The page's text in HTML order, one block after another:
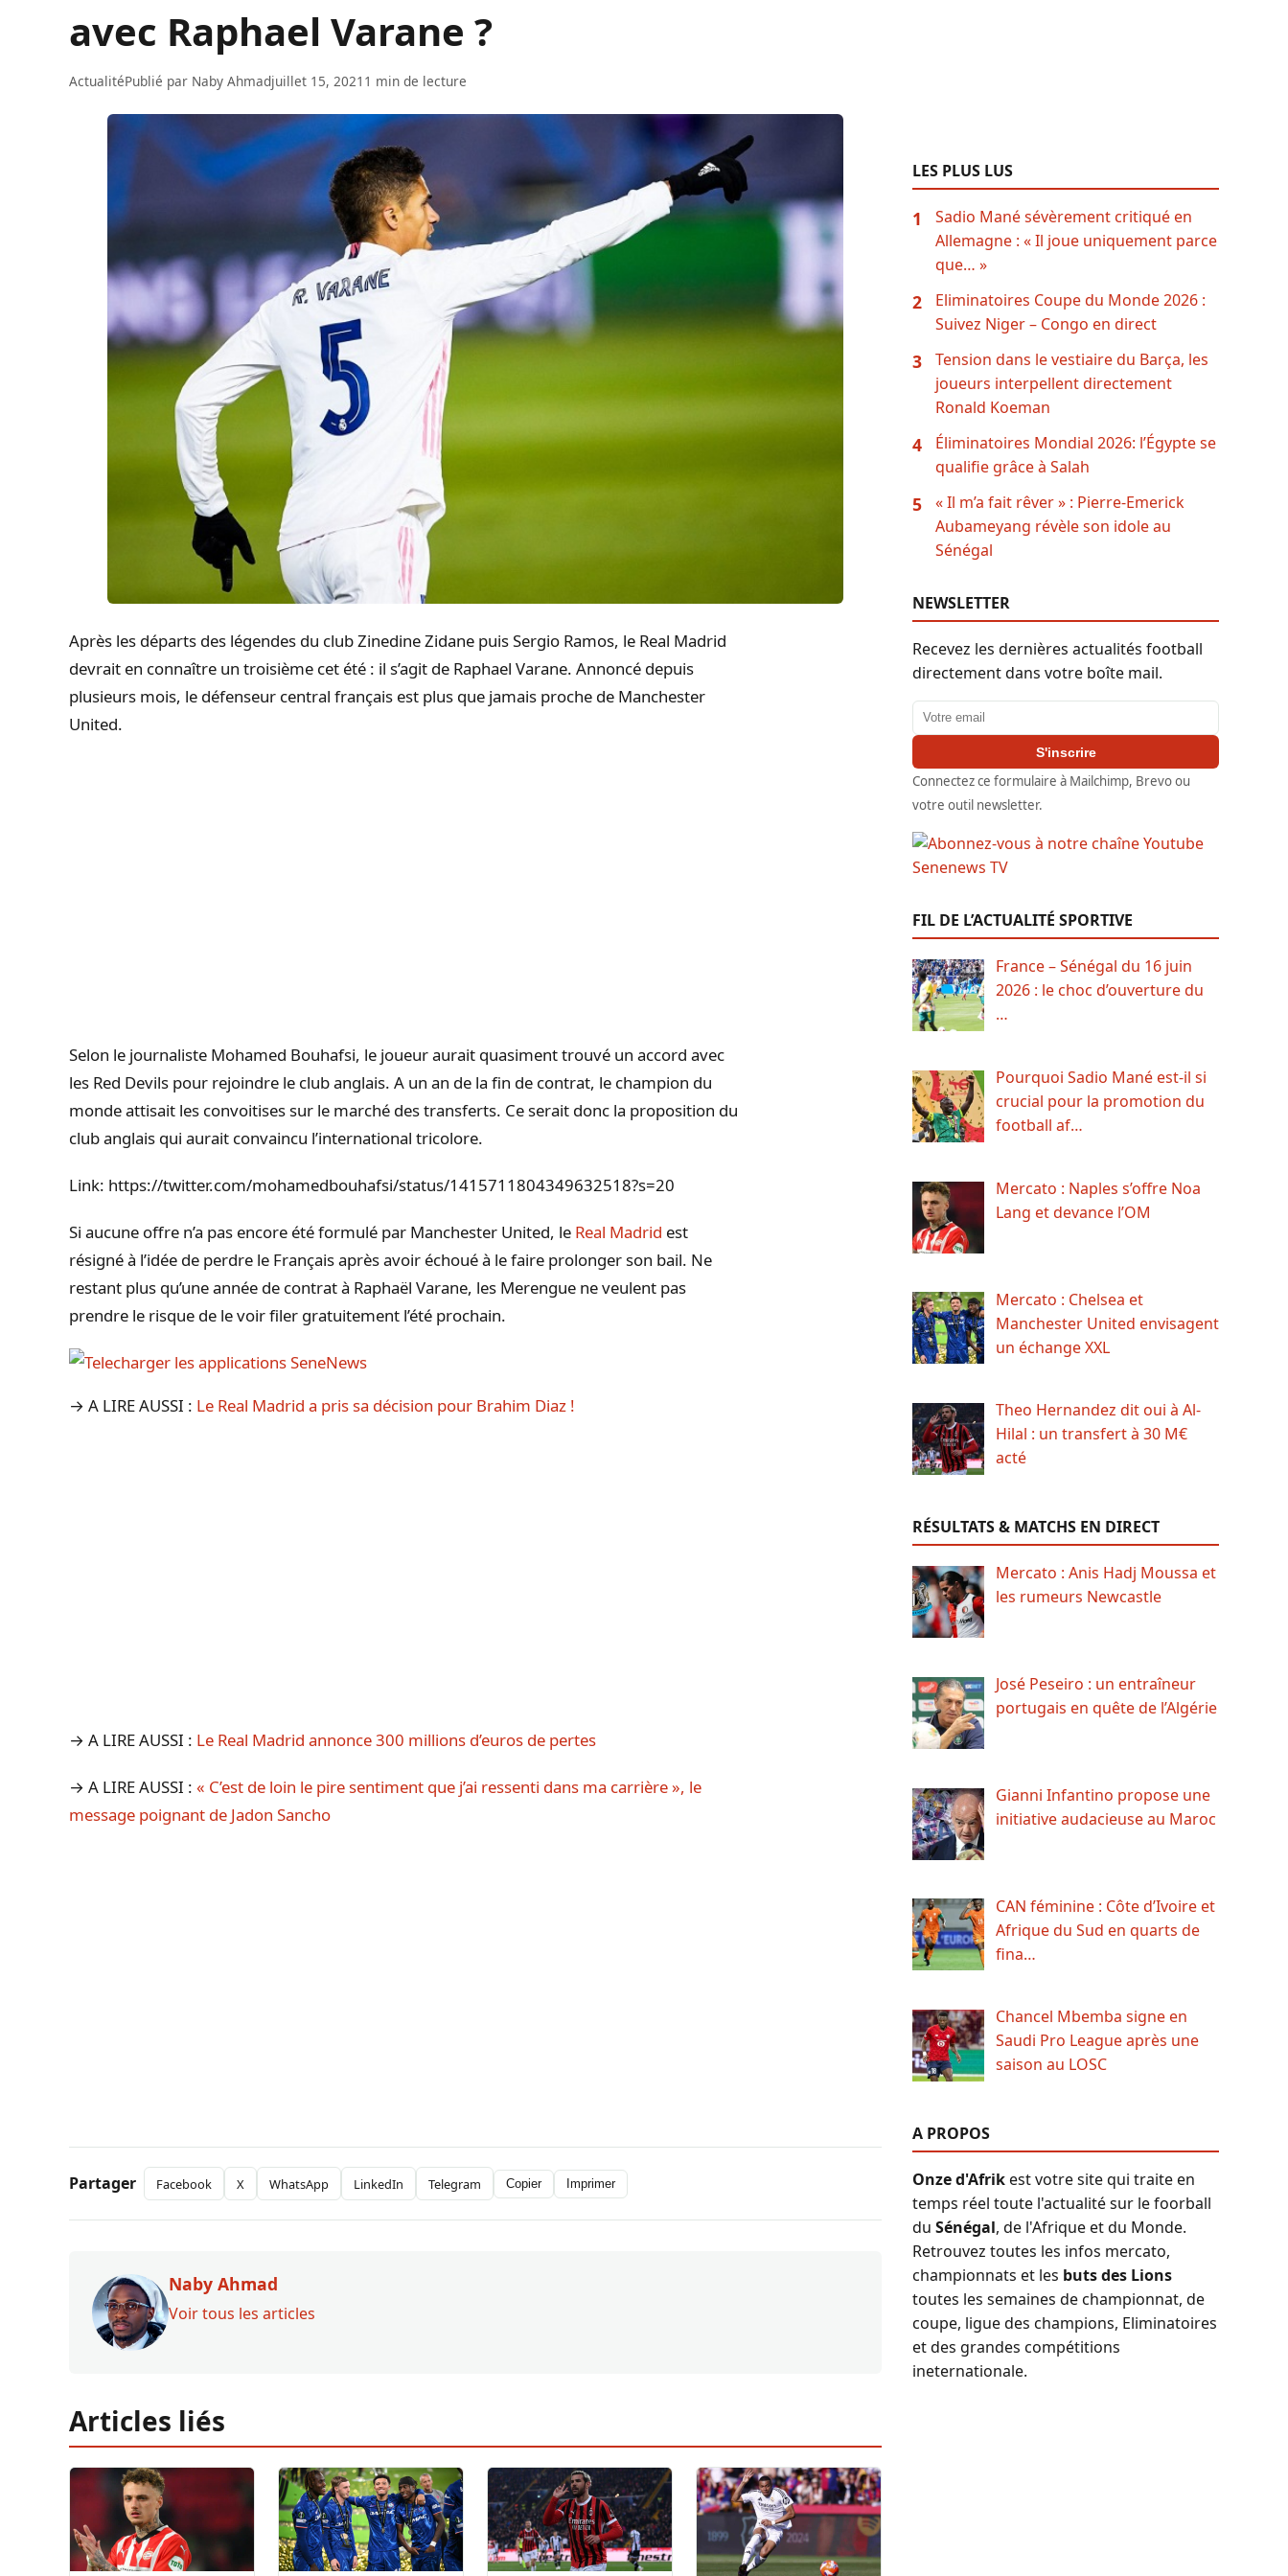
avec Raphael Varane ?
ActualitéPublié par Naby Ahmadjuillet 15, 2021 1 min de lecture
Après les départs des légendes du club Zinedine Zidane puis Sergio Ramos, le Real Madrid
devrait en connaître un troisième cet été : il s’agit de Raphael Varane. Annoncé depuis
plusieurs mois, le défenseur central français est plus que jamais proche de Manchester
United.
Selon le journaliste Mohamed Bouhafsi, le joueur aurait quasiment trouvé un accord avec
les Red Devils pour rejoindre le club anglais. A un an de la fin de contrat, le champion du
monde attisait les convoitises sur le marché des transferts. Ce serait donc la proposition du
club anglais qui aurait convaincu l’international tricolore.
Link: https://twitter.com/mohamedbouhafsi/status/1415711804349632518?s=20
Si aucune offre n’a pas encore été formulé par Manchester United, le Real Madrid est
résigné à l’idée de perdre le Français après avoir échoué à le faire prolonger son bail. Ne
restant plus qu’une année de contrat à Raphaël Varane, les Merengue ne veulent pas
prendre le risque de le voir filer gratuitement l’été prochain.
→ A LIRE AUSSI : Le Real Madrid a pris sa décision pour Brahim Diaz !
→ A LIRE AUSSI : Le Real Madrid annonce 300 millions d’euros de pertes
→ A LIRE AUSSI : « C’est de loin le pire sentiment que j’ai ressenti dans ma carrière », le
message poignant de Jadon Sancho
Partager Facebook X WhatsApp LinkedIn Telegram Copier Imprimer
Naby Ahmad
Voir tous les articles
Articles liés
LES PLUS LUS
1
Sadio Mané sévèrement critiqué en
Allemagne : « Il joue uniquement parce
que… »
2
Eliminatoires Coupe du Monde 2026 :
Suivez Niger – Congo en direct
3
Tension dans le vestiaire du Barça, les
joueurs interpellent directement
Ronald Koeman
4
Éliminatoires Mondial 2026: l’Égypte se
qualifie grâce à Salah
5
« Il m’a fait rêver » : Pierre-Emerick
Aubameyang révèle son idole au
Sénégal
NEWSLETTER
Recevez les dernières actualités football
directement dans votre boîte mail.
Adresse email
S'inscrire
Connectez ce formulaire à Mailchimp, Brevo ou
votre outil newsletter.
FIL DE L’ACTUALITÉ SPORTIVE
France – Sénégal du 16 juin
2026 : le choc d’ouverture du
…
Pourquoi Sadio Mané est-il si
crucial pour la promotion du
football af…
Mercato : Naples s’offre Noa
Lang et devance l’OM
Mercato : Chelsea et
Manchester United envisagent
un échange XXL
Theo Hernandez dit oui à Al-
Hilal : un transfert à 30 M€
acté
RÉSULTATS & MATCHS EN DIRECT
Mercato : Anis Hadj Moussa et
les rumeurs Newcastle
José Peseiro : un entraîneur
portugais en quête de l’Algérie
Gianni Infantino propose une
initiative audacieuse au Maroc
CAN féminine : Côte d’Ivoire et
Afrique du Sud en quarts de
fina…
Chancel Mbemba signe en
Saudi Pro League après une
saison au LOSC
A PROPOS
Onze d'Afrikest votre site qui traite en
temps réel toute l'actualité sur le foorball
du Sénégal, de l'Afrique et du Monde.
Retrouvez toutes les infos mercato,
championnats et les buts des Lions
toutes les semaines de championnat, de
coupe, ligue des champions, Eliminatoires
et des grandes compétitions
ineternationale.